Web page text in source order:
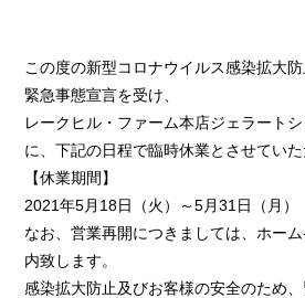
この度の新型コロナウイルス感染拡大
緊急事態宣言を受け、
レークヒル・ファーム本店ジェラート
に、下記の日程で臨時休業とさせていた
【休業期間】
2021年5月18日（火）～5月31日（月）
なお、営業再開につきましては、ホー
内致します。
感染拡大防止及びお客様の安全のため